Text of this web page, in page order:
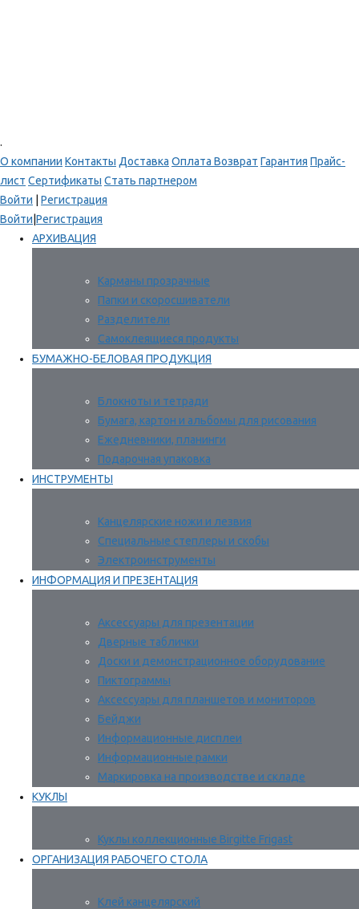
.
О компании Контакты Доставка Оплата Возврат Гарантия Прайс-
лист Сертификаты Стать партнером
Войти
Регистрация
Войти Регистрация
АРХИВАЦИЯ
Карманы прозрачные
Папки и скоросшиватели
Разделители
Самоклеящиеся продукты
БУМАЖНО-БЕЛОВАЯ ПРОДУКЦИЯ
Блокноты и тетради
Бумага, картон и альбомы для рисования
Ежедневники, планинги
Подарочная упаковка
ИНСТРУМЕНТЫ
Канцелярские ножи и лезвия
Специальные степлеры и скобы
Электроинструменты
ИНФОРМАЦИЯ И ПРЕЗЕНТАЦИЯ
Аксессуары для презентации
Дверные таблички
Доски и демонстрационное оборудование
Пиктограммы
Аксессуары для планшетов и мониторов
Бейджи
Информационные дисплеи
Информационные рамки
Маркировка на производстве и складе
КУКЛЫ
Куклы коллекционные Birgitte Frigast
ОРГАНИЗАЦИЯ РАБОЧЕГО СТОЛА
Клей канцелярский